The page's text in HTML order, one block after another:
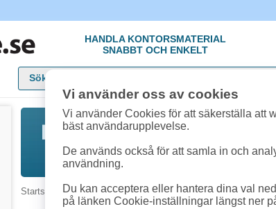
HANDLA KONTORSMATERIAL
SNABBT OCH ENKELT
Startsida »Fika, Pentry»Ljus
Vi använder oss av cookies
Vi använder Cookies för att säkerställa att
bäst användarupplevelse.
De används också för att samla in och
användning.
Du kan acceptera eller hantera dina val
på länken Cookie-inställningar längst ner